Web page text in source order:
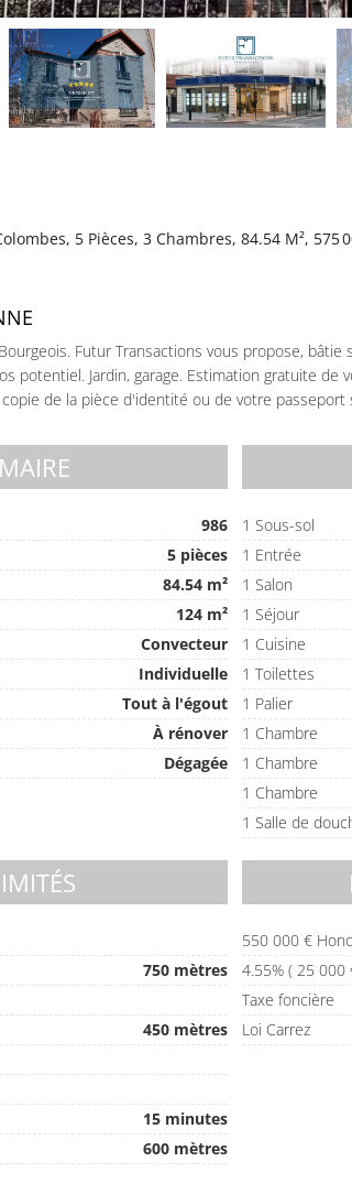
5 Pièces, 3 Chambres, 84.54 M², 575
Futur Transactions vous propose,
potentiel. Jardin, garage. Estimation gratuite de
de la pièce d'identité ou de votre
986
5 pièces
84.54 m²
124 m²
Convecteur
Individuelle
Tout à l'égout
À rénover
Dégagée
1 Sous-sol
1 Entrée
1 Salon
1 Séjour
1 Cuisine
1 Toilettes
1 Palier
1 Chambre
1 Chambre
1 Chambre
1 Salle de
750 mètres
450 mètres
15 minutes
600 mètres
550 000 €
4.55% ( 25 000
Taxe foncière
Loi Carrez